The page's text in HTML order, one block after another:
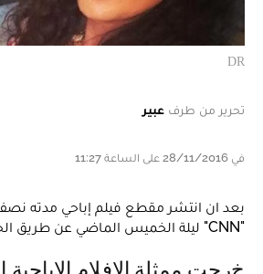
DR
تحرير من طرف عبير
في 28/11/2016 على الساعة 11:27
بعد ان انتشر مقطع فيلم إباحي مدته
"CNN" ليلة الخميس الماضي عن طريق الخطأ.